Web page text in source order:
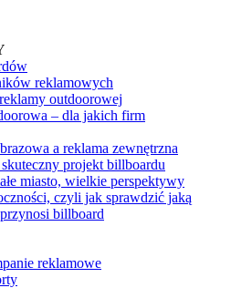
reklamowych
outdoorowej
– dla jakich firm
a reklama zewnętrzna
projekt billboardu
miasto, wielkie perspektywy
czyli jak sprawdzić jaką
billboard
reklamowe